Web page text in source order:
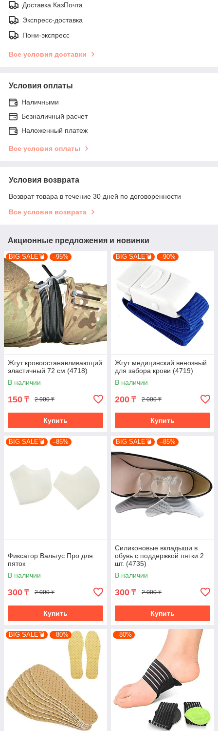
Доставка КазПочта
Экспресс-доставка
Пони-экспресс
Все условия доставки
Условия оплаты
Наличными
Безналичный расчет
Наложенный платеж
Все условия оплаты
Условия возврата
Возврат товара в течение 30 дней по договоренности
Все условия возврата
Акционные предложения и новинки
BIG SALE💣 –95%
Жгут кровоостанавливающий
эластичный 72 см (4718)
В наличии
150 ₸ 2 900 ₸
Купить
BIG SALE💣 –90%
Жгут медицинский венозный
для забора крови (4719)
В наличии
200 ₸ 2 000 ₸
Купить
BIG SALE💣 –85%
Фиксатор Вальгус Про для
пяток
В наличии
300 ₸ 2 000 ₸
Купить
BIG SALE💣 –85%
Силиконовые вкладыши в
обувь с поддержкой пятки 2
шт. (4735)
В наличии
300 ₸ 2 000 ₸
Купить
BIG SALE💣 –80% –80%